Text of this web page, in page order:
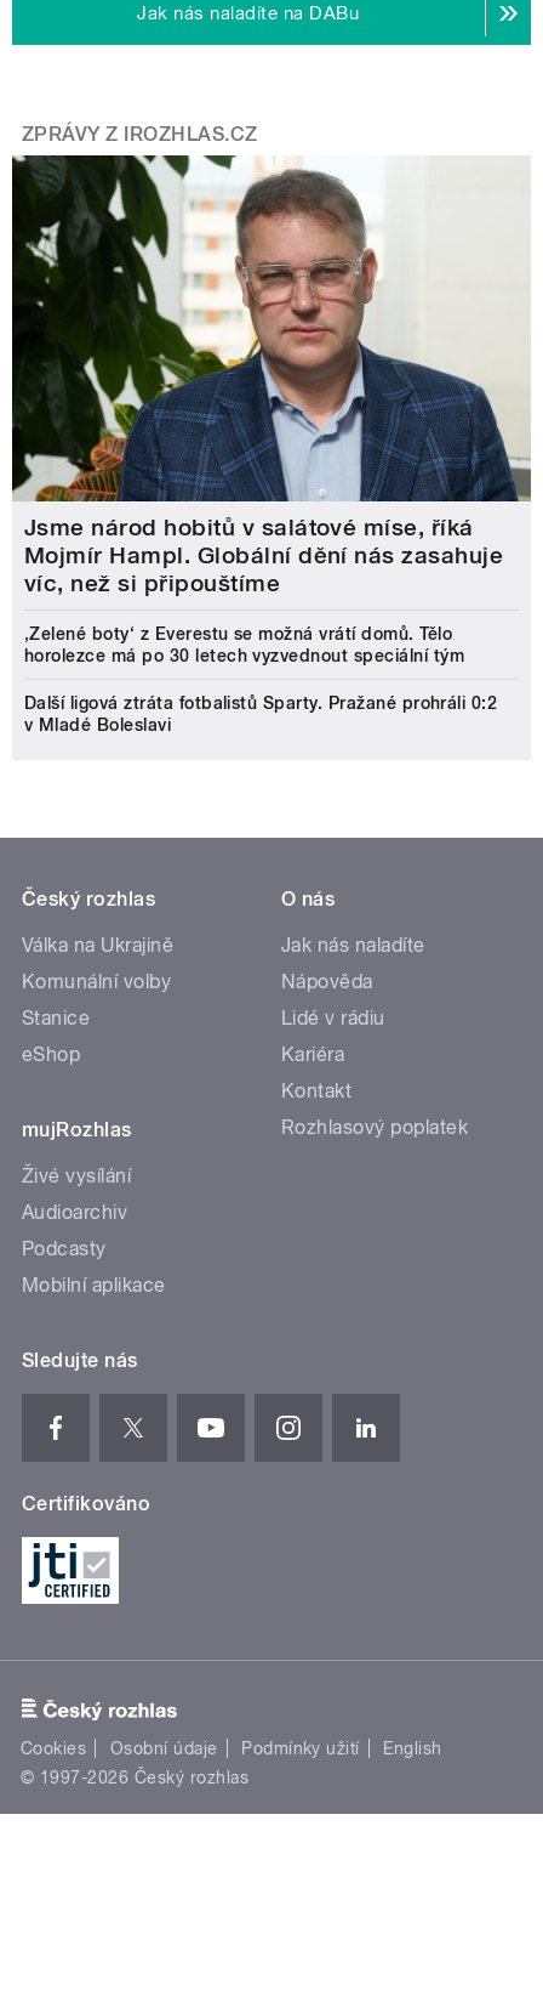
Jak nás naladíte na DABu
ZPRÁVY Z IROZHLAS.CZ
Jsme národ hobitů v salátové míse, říká
Mojmír Hampl. Globální dění nás zasahuje
víc, než si připouštíme
‚Zelené boty‘ z Everestu se možná vrátí domů. Tělo
horolezce má po 30 letech vyzvednout speciální tým
Další ligová ztráta fotbalistů Sparty. Pražané prohráli 0:2
v Mladé Boleslavi
Český rozhlas
Válka na Ukrajině
Komunální volby
Stanice
eShop
mujRozhlas
Živé vysílání
Audioarchiv
Podcasty
Mobilní aplikace
O nás
Jak nás naladíte
Nápověda
Lidé v rádiu
Kariéra
Kontakt
Rozhlasový poplatek
Sledujte nás
Certifikováno
Cookies Osobní údaje Podmínky užití
English
© 1997-2026 Český rozhlas